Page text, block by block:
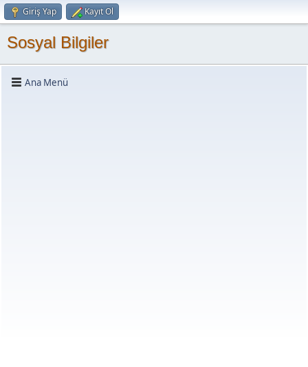
Giriş Yap Kayıt Ol
Sosyal Bilgiler
Ana Menü